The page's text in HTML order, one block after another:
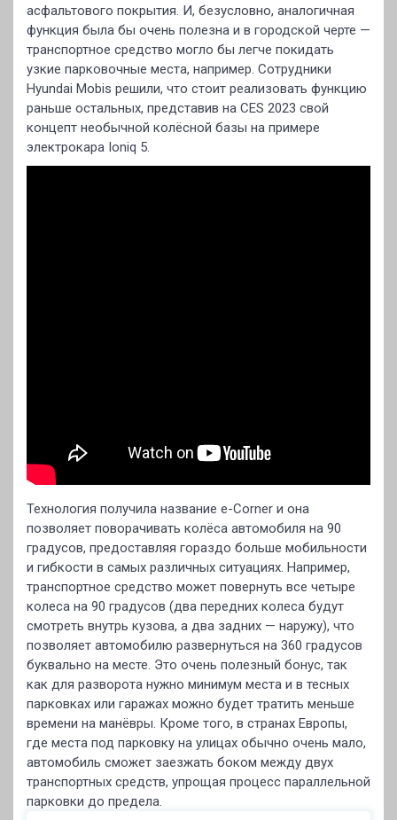
асфальтового покрытия. И, безусловно, аналогичная
функция была бы очень полезна и в городской черте —
транспортное средство могло бы легче покидать
узкие парковочные места, например. Сотрудники
Hyundai Mobis решили, что стоит реализовать функцию
раньше остальных, представив на CES 2023 свой
концепт необычной колёсной базы на примере
электрокара Ioniq 5.
Технология получила название e-Corner и она
позволяет поворачивать колёса автомобиля на 90
градусов, предоставляя гораздо больше мобильности
и гибкости в самых различных ситуациях. Например,
транспортное средство может повернуть все четыре
колеса на 90 градусов (два передних колеса будут
смотреть внутрь кузова, а два задних — наружу), что
позволяет автомобилю развернуться на 360 градусов
буквально на месте. Это очень полезный бонус, так
как для разворота нужно минимум места и в тесных
парковках или гаражах можно будет тратить меньше
времени на манёвры. Кроме того, в странах Европы,
где места под парковку на улицах обычно очень мало,
автомобиль сможет заезжать боком между двух
транспортных средств, упрощая процесс параллельной
парковки до предела.